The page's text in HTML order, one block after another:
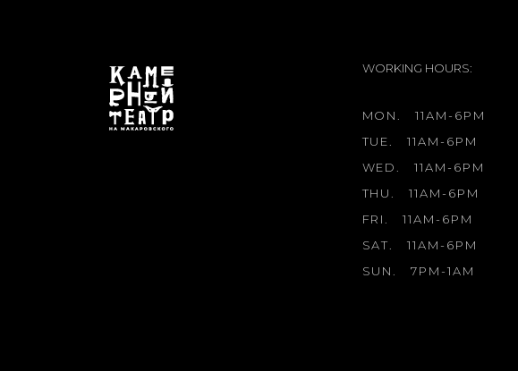
WORKING HOURS:
MON.
11AM-6PM
TUE.
11AM-6PM
WED.
11AM-6PM
THU.
11AM-6PM
FRI.
11AM-6PM
SAT.
11AM-6PM
SUN.
7PM-1AM